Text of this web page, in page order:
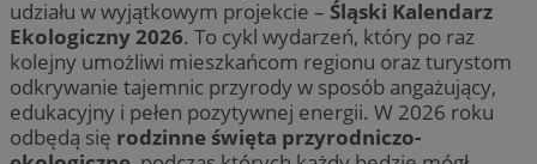
udziału w wyjątkowym projekcie – Śląski Kalendarz
Ekologiczny 2026. To cykl wydarzeń, który po raz
kolejny umożliwi mieszkańcom regionu oraz turystom
odkrywanie tajemnic przyrody w sposób angażujący,
edukacyjny i pełen pozytywnej energii. W 2026 roku
odbędą się rodzinne święta przyrodniczo-